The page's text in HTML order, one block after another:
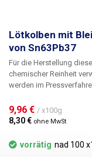
Lötkolben mit
von Sn63Pb37
Für die Herstellung
chemischer Reinheit
werden im
die hergestellten
aufweisen, die
werden. Die
ein bewährtes Lot mit
für das Löten im
9,96 € / x100g
8,30 € ohne MwSt
vorrätig nad 100